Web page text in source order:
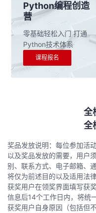
Python编程创造
营
零基础轻松入门 打通
Python技术体系
课程报名
全
全
奖品发放说明：每位参加活
以及奖品发放的需要，用户
别、联系方式、电子邮箱、
将仅为前述目的以及适用法
获奖用户在领奖界面填写获
信息后14个工作日内，将统
获奖用户自身原因（包括但